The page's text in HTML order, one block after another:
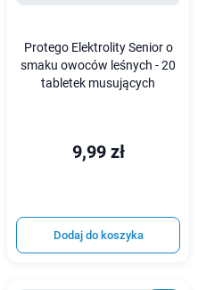
Protego Elektrolity Senior o
smaku owoców leśnych - 20
tabletek musujących
9,99 zł
Dodaj do koszyka